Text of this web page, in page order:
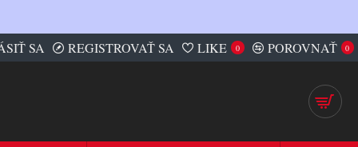
SA REGISTROVAŤ SA LIKE 0 POROVNAŤ 0